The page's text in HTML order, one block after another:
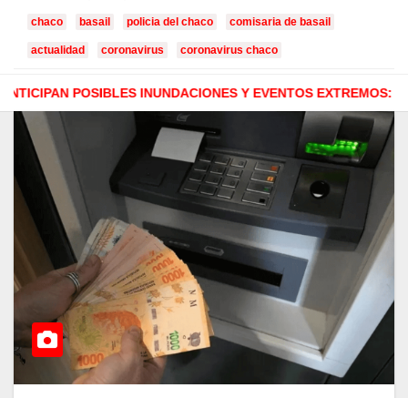
chaco basail policia del chaco comisaria de basail
actualidad coronavirus coronavirus chaco
INUNDACIONES Y EVENTOS EXTREMOS: “PODRÍA SER UN